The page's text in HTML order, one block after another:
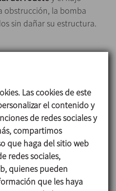
obstrucción, la bomba
sin dañar su estructura.
destaca por su alto
consumo de energía.
con drenaje, rodete
linterna y eje con unión
con el eje del motor.
rodete helicoidaRVN está
simple interno.
Las cookies de este
el contenido y
de redes sociales y
compartimos
que haga del sitio web
redes sociales,
quienes pueden
que les haya